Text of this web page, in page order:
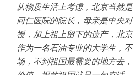
从物质生活上考虑，北京当然
同仁医院的院长，母亲是中央
授，加上祖上留下的遗产，北
作为一名石油专业的大学生，
场，不到祖国最需要的地方去